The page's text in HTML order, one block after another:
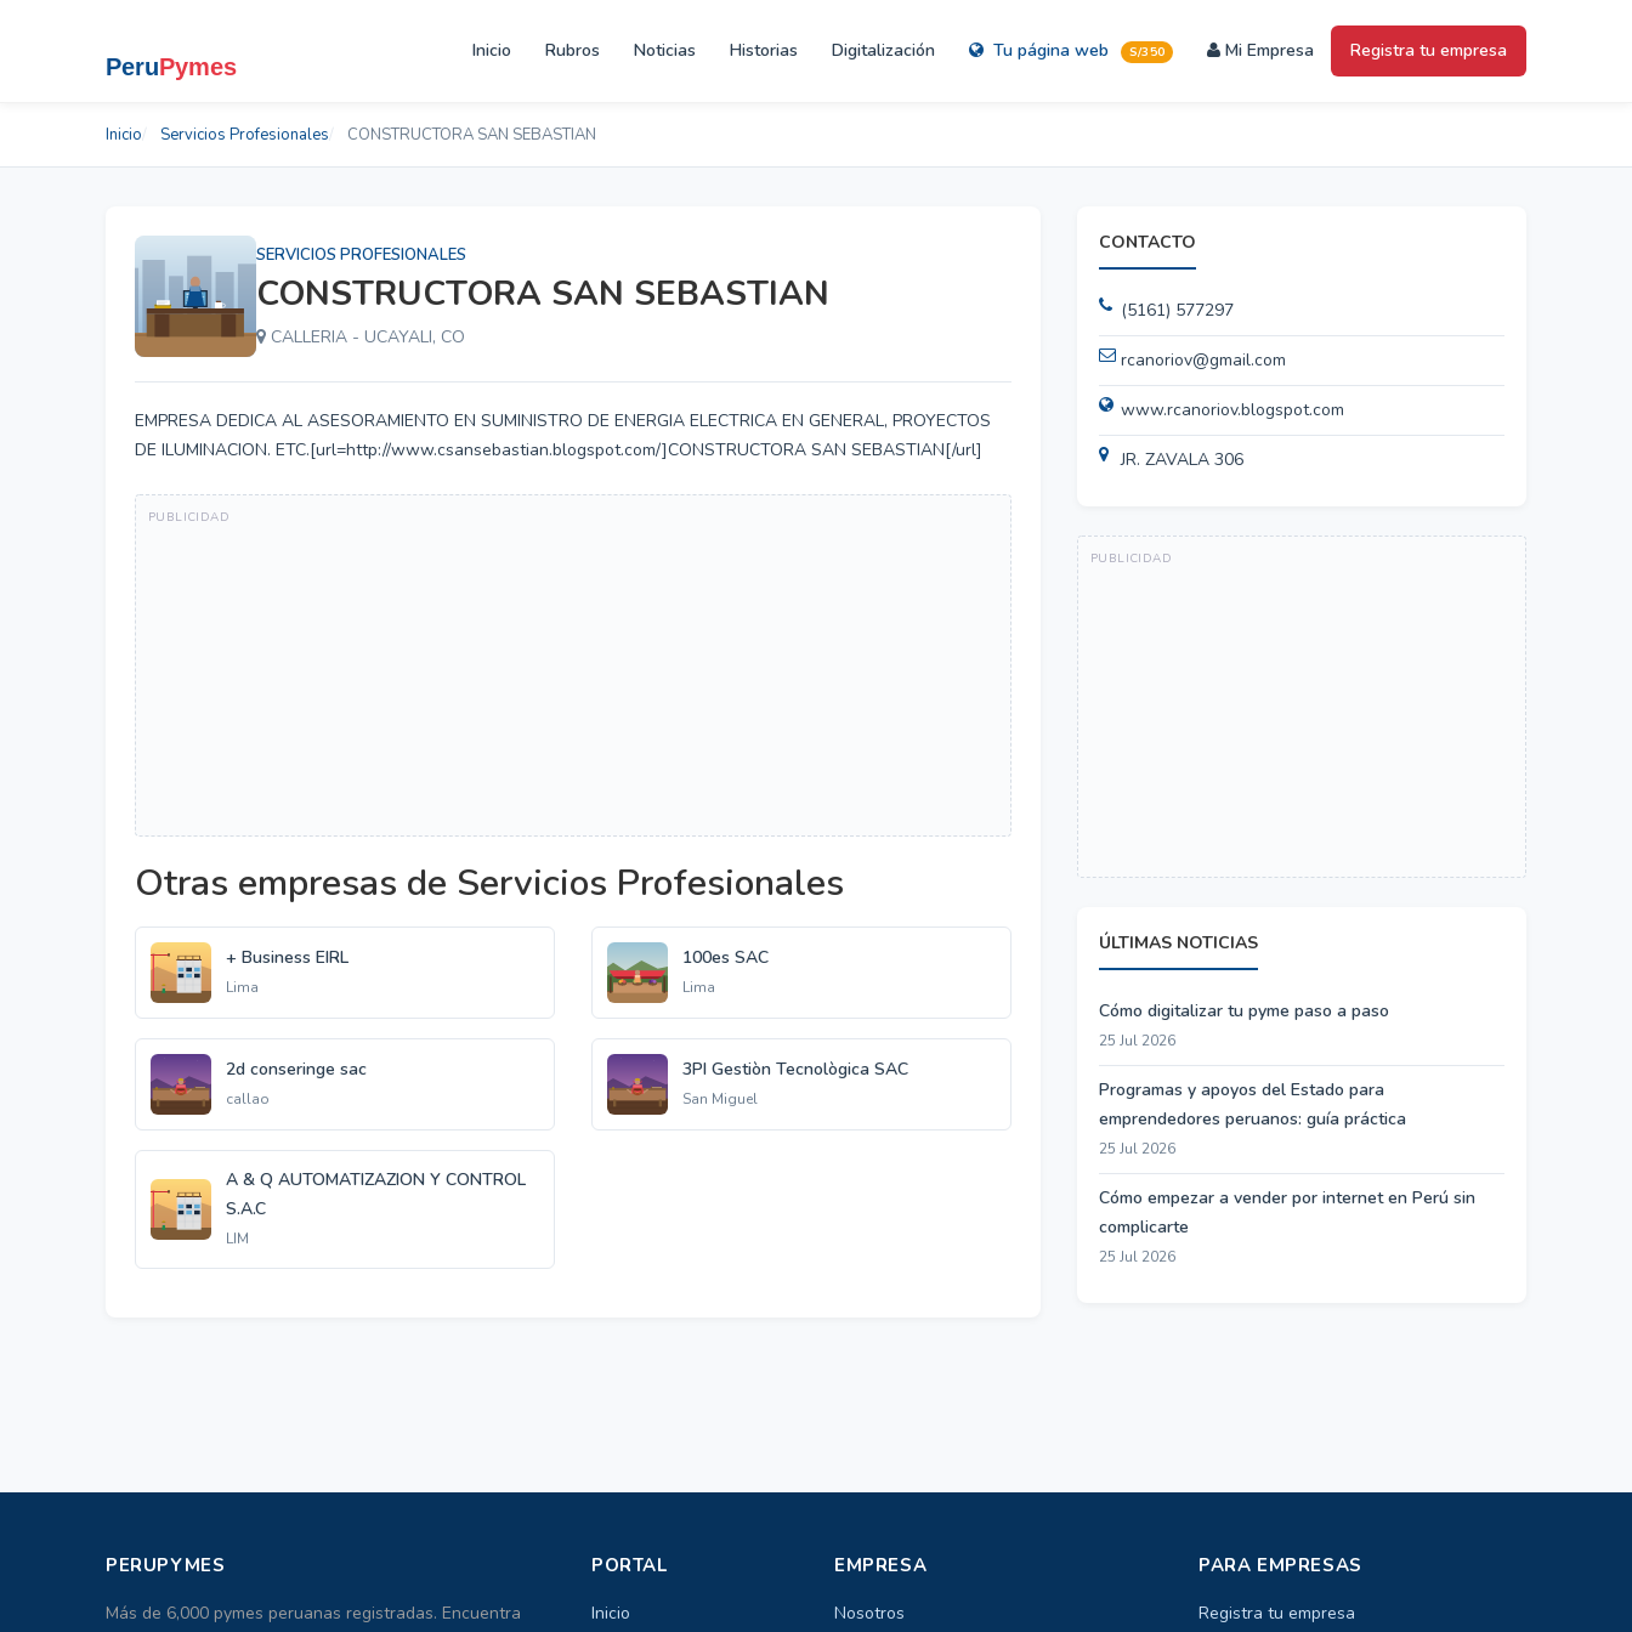
Inicio Rubros Noticias Historias Digitalización Tu página web S/350 Mi Empresa Registra tu empresa
Inicio Servicios Profesionales CONSTRUCTORA SAN SEBASTIAN
SERVICIOS PROFESIONALES
CONSTRUCTORA SAN SEBASTIAN
CALLERIA - UCAYALI, CO
EMPRESA DEDICA AL ASESORAMIENTO EN SUMINISTRO DE ENERGIA ELECTRICA EN GENERAL, PROYECTOS
DE ILUMINACION. ETC.[url=http://www.csansebastian.blogspot.com/]CONSTRUCTORA SAN SEBASTIAN[/url]
Otras empresas de Servicios Profesionales
+ Business EIRL
Lima
100es SAC
Lima
2d conseringe sac
callao
3PI Gestiòn Tecnològica SAC
San Miguel
A & Q AUTOMATIZAZION Y CONTROL
S.A.C
LIM
CONTACTO
(5161) 577297
rcanoriov@gmail.com
www.rcanoriov.blogspot.com
JR. ZAVALA 306
ÚLTIMAS NOTICIAS
Cómo digitalizar tu pyme paso a paso
25 Jul 2026
Programas y apoyos del Estado para
emprendedores peruanos: guía práctica
25 Jul 2026
Cómo empezar a vender por internet en Perú sin
complicarte
25 Jul 2026
PERUPYMES
Más de 6,000 pymes peruanas registradas. Encuentra
PORTAL
Inicio
EMPRESA
Nosotros
PARA EMPRESAS
Registra tu empresa